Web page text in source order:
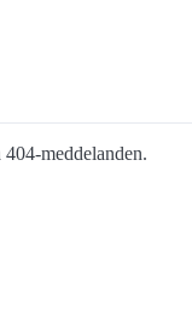
meddelanden.